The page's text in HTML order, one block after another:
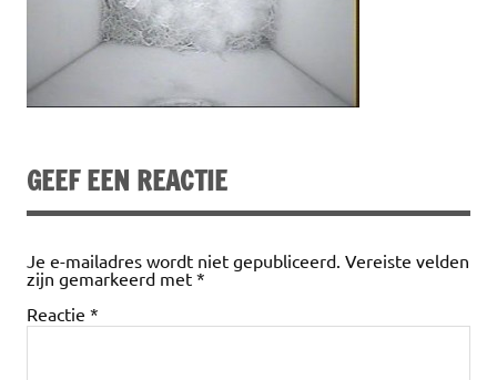
GEEF EEN REACTIE
Je e-mailadres wordt niet gepubliceerd. Vereiste velden
zijn gemarkeerd met *
Reactie *